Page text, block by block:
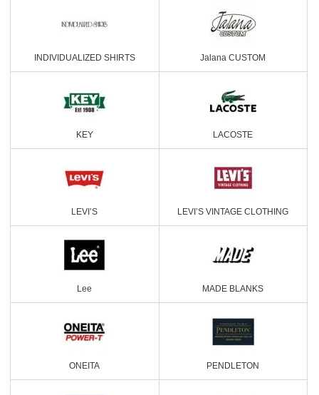
INDIVIDUALIZED SHIRTS Jalana CUSTOM
KEY LACOSTE
LEVI’S LEVI’S VINTAGE CLOTHING
Lee MADE BLANKS
ONEITA PENDLETON